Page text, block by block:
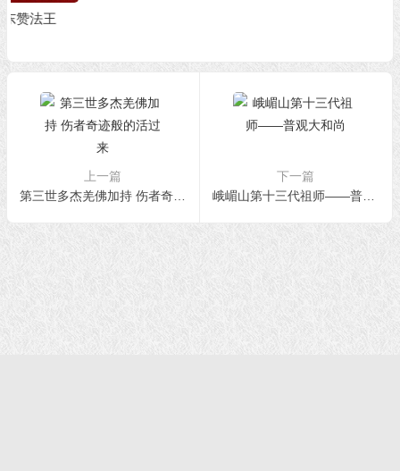
上一篇
第三世多杰羌佛加持 伤者奇迹般的活过来
下一篇
峨嵋山第十三代祖师——普观大和尚